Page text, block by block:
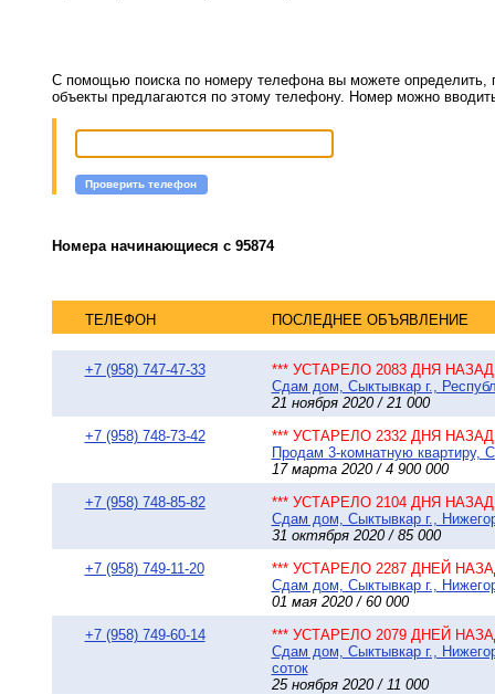
С помощью поиска по номеру телефона вы можете определить,
объекты предлагаются по этому телефону. Номер можно
Проверить телефон
Номера начинающиеся с 95874
ТЕЛЕФОН ПОСЛЕДНЕЕ ОБЪЯВЛЕНИЕ
+7 (958) 747-47-33
*** УСТАРЕЛО 2083 ДНЯ НАЗАД
Сдам дом, Сыктывкар г.,
21 ноября 2020 / 21 000
+7 (958) 748-73-42
*** УСТАРЕЛО 2332 ДНЯ НАЗАД
Продам 3-комнатную квартиру,
17 марта 2020 / 4 900 000
+7 (958) 748-85-82
*** УСТАРЕЛО 2104 ДНЯ НАЗАД
Сдам дом, Сыктывкар г.,
31 октября 2020 / 85 000
+7 (958) 749-11-20
*** УСТАРЕЛО 2287 ДНЕЙ
Сдам дом, Сыктывкар г.,
01 мая 2020 / 60 000
+7 (958) 749-60-14
*** УСТАРЕЛО 2079 ДНЕЙ
Сдам дом, Сыктывкар г.,
соток
25 ноября 2020 / 11 000